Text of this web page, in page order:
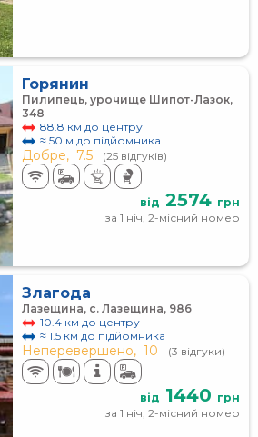
Горянин
Пилипець, урочище Шипот-Лазок,
348
88.8 км до центру
≈ 50 м до підйомника
Добре, 7.5 (25 відгуків)
від 2574 грн
за 1 ніч, 2-місний номер
Злагода
Лазещина, с. Лазещина, 986
10.4 км до центру
≈ 1.5 км до підйомника
Неперевершено, 10 (3 відгуки)
від 1440 грн
за 1 ніч, 2-місний номер